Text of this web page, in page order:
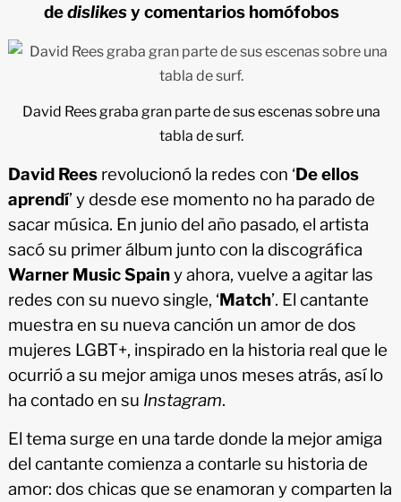
dedislikesy comentarios homófobos
David Rees graba gran parte de sus escenas sobre una
tabla de surf.
David Rees revolucionó la redes con ‘De ellos
aprendí’ y desde ese momento no ha parado de
sacar música. En junio del año pasado, el artista
sacó su primer álbum junto con la discográfica
Warner Music Spainy ahora, vuelve a agitar las
redes con su nuevo single, ‘Match’. El cantante
muestra en su nueva canción un amor de dos
mujeres LGBT+, inspirado en la historia real que le
ocurrió a su mejor amiga unos meses atrás, así lo
ha contado en su Instagram.
El tema surge en una tarde donde la mejor amiga
del cantante comienza a contarle su historia de
amor: dos chicas que se enamoran y comparten la